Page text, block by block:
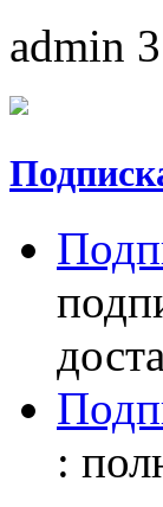
admin
: